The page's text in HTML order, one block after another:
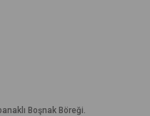
Boşnak Böreği.